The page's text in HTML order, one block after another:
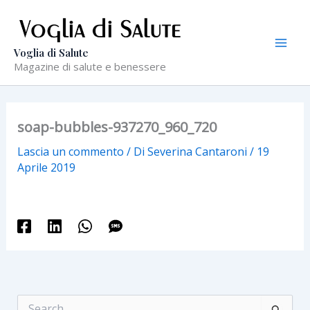
contenuto
Voglia di Salute
Magazine di salute e benessere
soap-bubbles-937270_960_720
Lascia un commento / Di Severina Cantaroni / 19
Aprile 2019